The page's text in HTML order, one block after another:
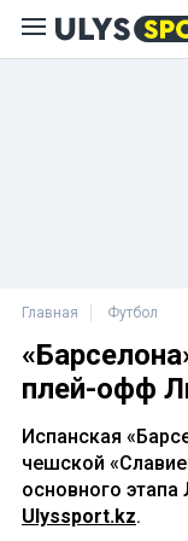
Главная Футбол
плей-офф
Испанская
чешской
основного
Ulyssport.kz.